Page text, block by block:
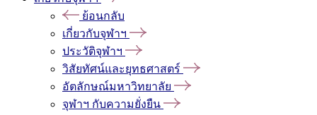
ย้อนกลับ
เกี่ยวกับจุฬาฯ
ประวัติจุฬาฯ
วิสัยทัศน์และยุทธศาสตร์
อัตลักษณ์มหาวิทยาลัย
จุฬาฯ กับความยั่งยืน